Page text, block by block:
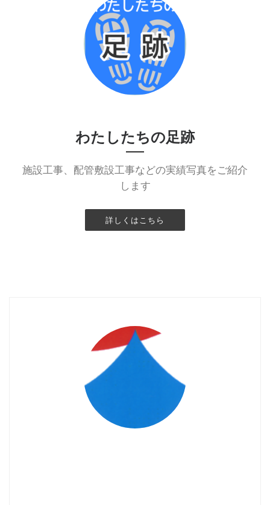
わたしたちの足跡
施設工事、配管敷設工事などの実績写真をご紹介
します
詳しくはこちら